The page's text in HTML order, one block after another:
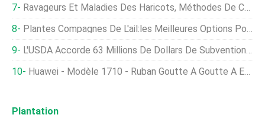
Ravageurs Et Maladies Des Haricots, Méthodes De Contrôle
Plantes Compagnes De L'ail:les Meilleures Options Pour Cultiver Avec L'ail
L'USDA Accorde 63 Millions De Dollars De Subventions Aux Fermes Rurales Pour Des Projets D'énergie Renouvelable
Huawei - Modèle 1710 - Ruban Goutte À Goutte À Émetteur Plat
Plantation